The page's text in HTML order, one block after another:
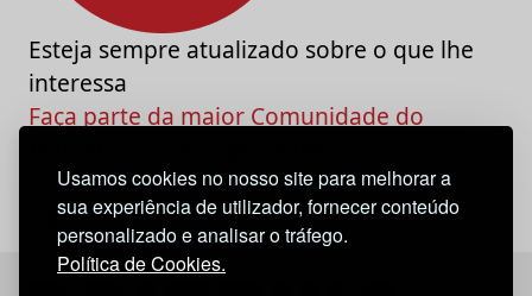
Usamos cookies no nosso site para melhorar a
sua experiência de utilizador, fornecer conteúdo
personalizado e analisar o tráfego.
Política de Cookies.
Esteja sempre atualizado sobre o que lhe
interessa
Faça parte da maior Comunidade do